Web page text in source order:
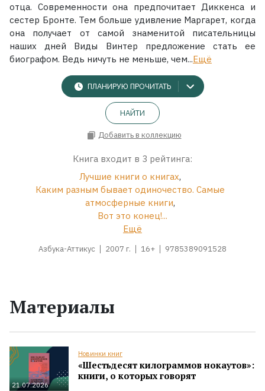
отца. Современности она предпочитает Диккенса и
сестер Бронте. Тем больше удивление Маргарет, когда
она получает от самой знаменитой писательницы
наших дней Виды Винтер предложение стать ее
биографом. Ведь ничуть не меньше, чем...Ещё
ПЛАНИРУЮ ПРОЧИТАТЬ
НАЙТИ
Добавить в коллекцию
Книга входит в 3 рейтинга:
Лучшие книги о книгах,
Каким разным бывает одиночество. Самые
атмосферные книги,
Вот это конец!...
Ещё
Азбука-Аттикус 2007 г. 16+ 9785389091528
Материалы
21.07.2026
Новинки книг
«Шестьдесят килограммов нокаутов»:
книги, о которых говорят